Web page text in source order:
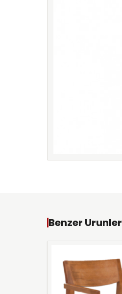
Benzer Urunler